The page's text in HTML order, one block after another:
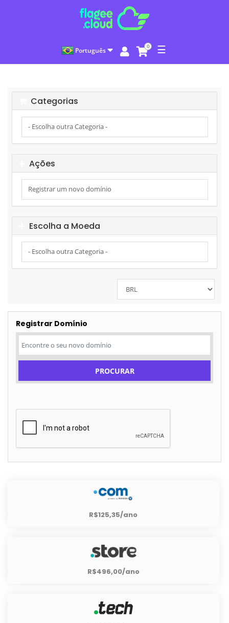
Português 0 ☰
Categorias
Ações
Escolha a Moeda
Registrar Domínio
R$125,35/ano
R$496,00/ano